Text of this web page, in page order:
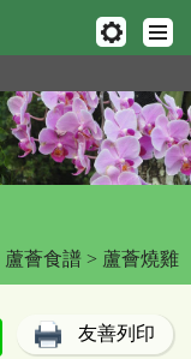
蘆薈食譜 > 蘆薈燒雞
Line 友善列印